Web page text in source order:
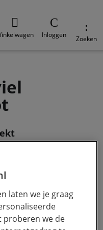
Inloggen Zoeken
jij
laten we je graag
proberen we de